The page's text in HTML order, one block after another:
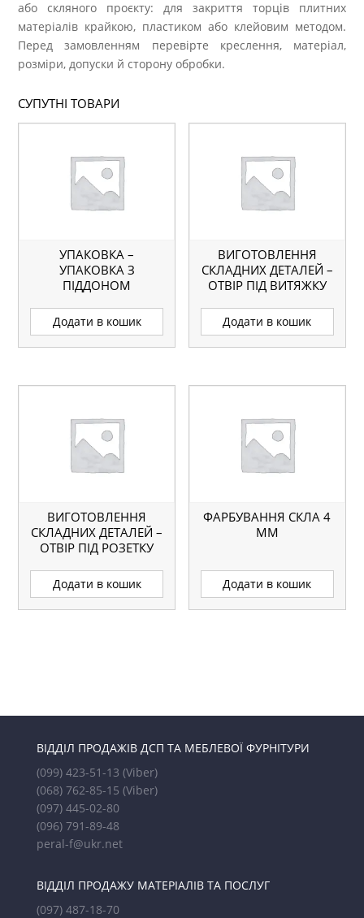
або скляного проєкту: для закриття торців плитних
матеріалів крайкою, пластиком або клейовим методом.
Перед замовленням перевірте креслення, матеріал,
розміри, допуски й сторону обробки.
СУПУТНІ ТОВАРИ
УПАКОВКА –
УПАКОВКА З
ПІДДОНОМ
Додати в кошик
ВИГОТОВЛЕННЯ
СКЛАДНИХ ДЕТАЛЕЙ –
ОТВІР ПІД ВИТЯЖКУ
Додати в кошик
ВИГОТОВЛЕННЯ
СКЛАДНИХ ДЕТАЛЕЙ –
ОТВІР ПІД РОЗЕТКУ
Додати в кошик
ФАРБУВАННЯ СКЛА 4
ММ
Додати в кошик
ВІДДІЛ ПРОДАЖІВ ДСП ТА МЕБЛЕВОЇ ФУРНІТУРИ
(099) 423-51-13 (Viber)
(068) 762-85-15 (Viber)
(097) 445-02-80
(096) 791-89-48
peral-f@ukr.net
ВІДДІЛ ПРОДАЖУ МАТЕРІАЛІВ ТА ПОСЛУГ
(097) 487-18-70